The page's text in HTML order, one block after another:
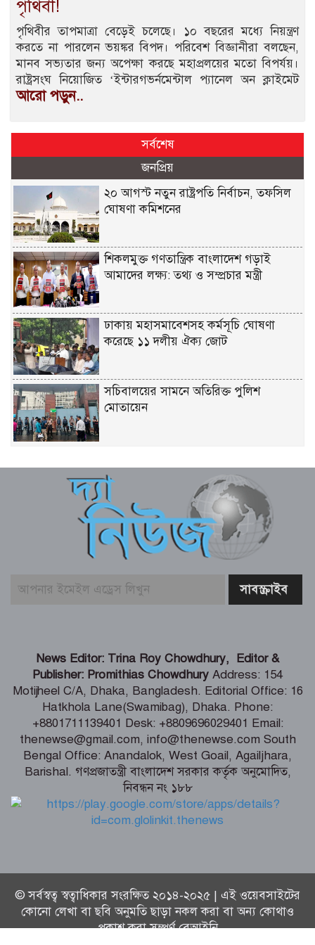
পৃথিবী!
পৃথিবীর তাপমাত্রা বেড়েই চলেছে। ১০ বছরের মধ্যে নিয়ন্ত্রণ
করতে না পারলেন ভয়ঙ্কর বিপদ। পরিবেশ বিজ্ঞানীরা বলছেন,
মানব সভ্যতার জন্য অপেক্ষা করছে মহাপ্রলয়ের মতো বিপর্যয়।
রাষ্ট্রসংঘ নিয়োজিত ‘ইন্টারগভর্নমেন্টাল প্যানেল অন ক্লাইমেট
আরো পড়ুন..
সর্বশেষ
জনপ্রিয়
২০ আগস্ট নতুন রাষ্ট্রপতি নির্বাচন, তফসিল
ঘোষণা কমিশনের
শিকলমুক্ত গণতান্ত্রিক বাংলাদেশ গড়াই
আমাদের লক্ষ্য: তথ্য ও সম্প্রচার মন্ত্রী
ঢাকায় মহাসমাবেশসহ কর্মসূচি ঘোষণা
করেছে ১১ দলীয় ঐক্য জোট
সচিবালয়ের সামনে অতিরিক্ত পুলিশ
মোতায়েন
বোরকাপরা নারীর ইশারায় থামে বাস, ২০
মিনিটে ৫৭ লাখ টাকা লুট
লালবাগ কেল্লা পরিদর্শন করলেন মার্কিন নৌ
কমান্ডার
চাইলেন ফিফা সভাপতি
দেশের সব নাগরিকের মানসম্মত স্বাস্থ্যসেবা
নিশ্চিতে কাজ করছে সরকার : স্বাস্থ্য প্রতিমন্ত্রী
জেরুজালেম ইস্যুতে ঐক্যবদ্ধ হতে জর্ডানে
মুসলিম দেশগুলোর বৈঠক
News Editor: Trina Roy Chowdhury, Editor &
Publisher: Promithias Chowdhury Address: 154
Motijheel C/A, Dhaka, Bangladesh. Editorial Office: 16
Hatkhola Lane(Swamibag), Dhaka. Phone:
+8801711139401 Desk: +8809696029401 Email:
thenewse@gmail.com, info@thenewse.com South
Bengal Office: Anandalok, West Goail, Agailjhara,
Barishal. গণপ্রজাতন্ত্রী বাংলাদেশ সরকার কর্তৃক অনুমোদিত,
নিবন্ধন নং ১৮৮
© সর্বস্বত্ব স্বত্বাধিকার সংরক্ষিত ২০১৪-২০২৫ | এই ওয়েবসাইটের
কোনো লেখা বা ছবি অনুমতি ছাড়া নকল করা বা অন্য কোথাও
প্রকাশ করা সম্পূর্ণ বেআইনি